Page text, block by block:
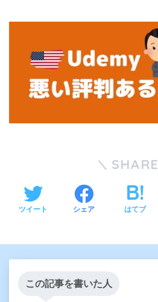
SHARE
ツイート シェア はてブ
この記事を書いた人